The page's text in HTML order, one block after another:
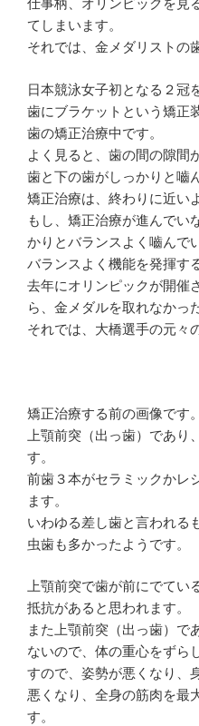
仕事柄、オリンピックを見
てしまいます。
それでは、金メダリストの
日本競泳女子初となる２冠
歯にブラケットという矯正
歯の矯正治療中です。
よく見ると、歯の間の隙間
歯と下の歯がしっかりと嚙
矯正治療は、終わりに近い
もし、矯正治療が進んでい
かりとバランスよく嚙んで
バランスよく機能を発揮す
去年にオリンピックが開催
ら、金メダルを取れなかっ
それでは、大橋選手の元々
矯正治療する前の画像です。
上顎前突（出っ歯）であり
す。
前歯３本がセラミックかレ
ます。
いわゆる差し歯と言われる
虫歯も多かったようです。
上顎前突で歯が前にでて
抵抗があると思われます。
また上顎前突（出っ歯）で
ないので、体の重心をずら
すので、姿勢が悪くなり、
悪くなり、全身の筋肉を最
す。